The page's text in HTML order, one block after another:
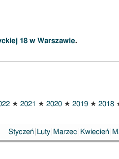
18 w Warszawie.
★ 2021 ★ 2020 ★ 2019 ★ 2018
Styczeń Luty Marzec Kwiecień